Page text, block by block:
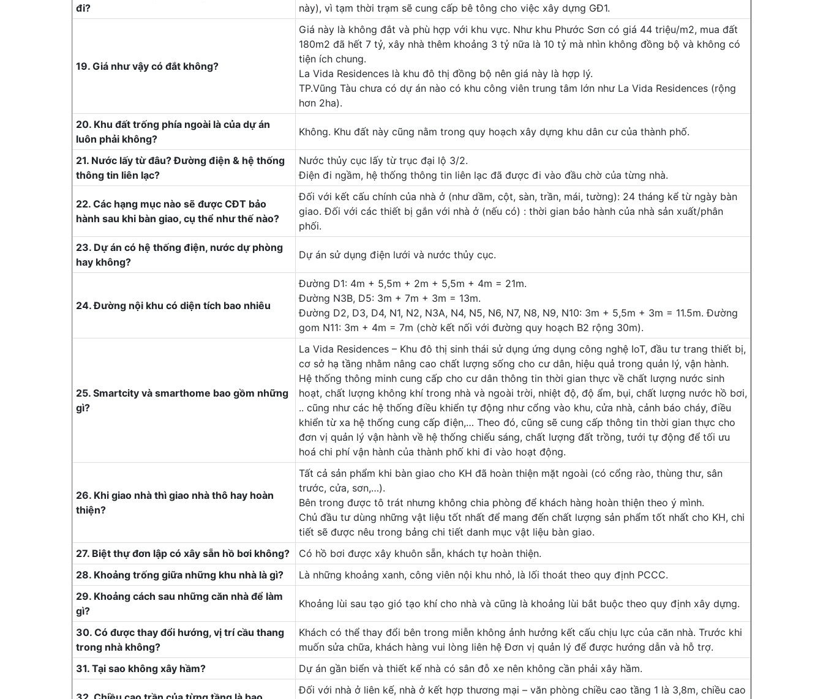
đi?
này), vì tạm thời trạm sẽ cung cấp bê tông cho việc xây dựng GĐ1.
19. Giá như vậy có đắt không?
Giá này là không đắt và phù hợp với khu vực. Như khu Phước Sơn có giá 44 triệu/m2, mua đất
180m2 đã hết 7 tỷ, xây nhà thêm khoảng 3 tỷ nữa là 10 tỷ mà nhìn không đồng bộ và không có
tiện ích chung.
La Vida Residences là khu đô thị đồng bộ nên giá này là hợp lý.
TP.Vũng Tàu chưa có dự án nào có khu công viên trung tâm lớn như La Vida Residences (rộng
hơn 2ha).
20. Khu đất trống phía ngoài là của dự án
luôn phải không?
Không. Khu đất này cũng nằm trong quy hoạch xây dựng khu dân cư của thành phố.
21. Nước lấy từ đâu? Đường điện & hệ thống
thông tin liên lạc?
Nước thủy cục lấy từ trục đại lộ 3/2.
Điện đi ngầm, hệ thống thông tin liên lạc đã được đi vào đầu chờ của từng nhà.
22. Các hạng mục nào sẽ được CĐT bảo
hành sau khi bàn giao, cụ thể như thế nào?
Đối với kết cấu chính của nhà ở (như dầm, cột, sàn, trần, mái, tường): 24 tháng kể từ ngày bàn
giao. Đối với các thiết bị gắn với nhà ở (nếu có) : thời gian bảo hành của nhà sản xuất/phân
phối.
23. Dự án có hệ thống điện, nước dự phòng
hay không?
Dự án sử dụng điện lưới và nước thủy cục.
24. Đường nội khu có diện tích bao nhiêu
Đường D1: 4m + 5,5m + 2m + 5,5m + 4m = 21m.
Đường N3B, D5: 3m + 7m + 3m = 13m.
Đường D2, D3, D4, N1, N2, N3A, N4, N5, N6, N7, N8, N9, N10: 3m + 5,5m + 3m = 11.5m. Đường
gom N11: 3m + 4m = 7m (chờ kết nối với đường quy hoạch B2 rộng 30m).
25. Smartcity và smarthome bao gồm những
gì?
La Vida Residences – Khu đô thị sinh thái sử dụng ứng dụng công nghệ IoT, đầu tư trang thiết bị,
cơ sở hạ tầng nhằm nâng cao chất lượng sống cho cư dân, hiệu quả trong quản lý, vận hành.
Hệ thống thông minh cung cấp cho cư dân thông tin thời gian thực về chất lượng nước sinh
hoạt, chất lượng không khí trong nhà và ngoài trời, nhiệt độ, độ ẩm, bụi, chất lượng nước hồ bơi,
.. cũng như các hệ thống điều khiển tự động như cổng vào khu, cửa nhà, cảnh báo cháy, điều
khiển từ xa hệ thống cung cấp điện,… Theo đó, cũng sẽ cung cấp thông tin thời gian thực cho
đơn vị quản lý vận hành về hệ thống chiếu sáng, chất lượng đất trồng, tưới tự động để tối ưu
hoá chi phí vận hành của thành phố khi đi vào hoạt động.
26. Khi giao nhà thì giao nhà thô hay hoàn
thiện?
Tất cả sản phẩm khi bàn giao cho KH đã hoàn thiện mặt ngoài (có cổng rào, thùng thư, sân
trước, cửa, sơn,…).
Bên trong được tô trát nhưng không chia phòng để khách hàng hoàn thiện theo ý mình.
Chủ đầu tư dùng những vật liệu tốt nhất để mang đến chất lượng sản phẩm tốt nhất cho KH, chi
tiết sẽ được nêu trong bảng chi tiết danh mục vật liệu bàn giao.
27. Biệt thự đơn lập có xây sẵn hồ bơi không?
Có hồ bơi được xây khuôn sẵn, khách tự hoàn thiện.
28. Khoảng trống giữa những khu nhà là gì?
Là những khoảng xanh, công viên nội khu nhỏ, là lối thoát theo quy định PCCC.
29. Khoảng cách sau những căn nhà để làm
gì?
Khoảng lùi sau tạo gió tạo khí cho nhà và cũng là khoảng lùi bắt buộc theo quy định xây dựng.
30. Có được thay đổi hướng, vị trí cầu thang
trong nhà không?
Khách có thể thay đổi bên trong miễn không ảnh hưởng kết cấu chịu lực của căn nhà. Trước khi
muốn sửa chữa, khách hàng vui lòng liên hệ Đơn vị quản lý để được hướng dẫn và hỗ trợ.
31. Tại sao không xây hầm?
Dự án gần biển và thiết kế nhà có sân đỗ xe nên không cần phải xây hầm.
Đối với nhà ở liên kế, nhà ở kết hợp thương mại – văn phòng chiều cao tầng 1 là 3,8m, chiều cao